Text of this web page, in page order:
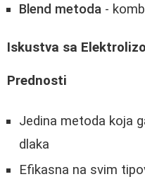
Blend metoda -
Iskustva sa
Prednosti
Jedina metoda koja
dlaka
Efikasna na svim